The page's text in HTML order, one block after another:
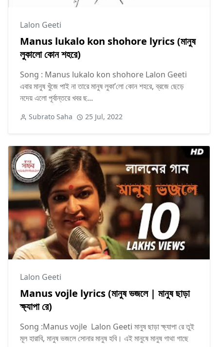
Lalon Geeti
Manus lukalo kon shohore lyrics (মানুষ
লুকালো কোন শহরে)
Song : Manus lukalo kon shohore Lalon Geeti
এবার মানুষ খুঁজে পাই না তারে মানুষ লুকা’লো কোন শহরে, ব্রজে ছেড়ে
নদেয় এলো পূর্বান্তরে খবর ছ...
Subrato Saha 25 Jul, 2022
Lalon Geeti
Manus vojle lyrics (মানুষ ভজলে | মানুষ ছাড়া
ক্ষ্যাপা রে)
Song :Manus vojle Lalon Geeti মানুষ ছাড়া ক্ষ্যাপা রে তুই
মূল হারাবি, মানুষ ভজলে সোনার মানুষ হবি। এই মানুষে মানুষ গাথা গাছে